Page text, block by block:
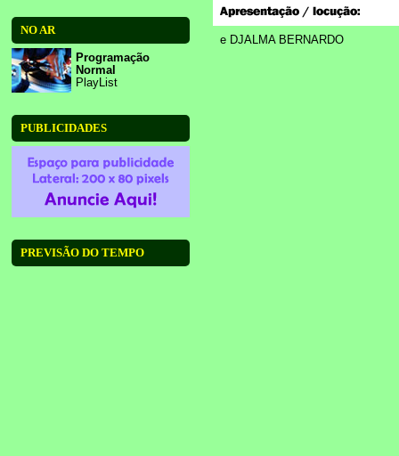
NO AR
Programação
Normal
PlayList
PUBLICIDADES
PREVISÃO DO TEMPO
e DJALMA BERNARDO